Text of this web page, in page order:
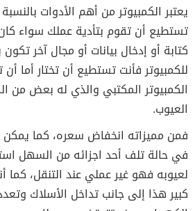
يعتبر الكمبيوتر من أهم الأدوات
تستطيع أن تقوم بتأدية عملك سواء
كتابة أو إدخال بيانات أو مجال آخر تكون
للكمبيوتر فأنت تستطيع أن تختار أما
الكمبيوتر المكتبي والذي له بعض من
العيوب.
فمن مميزاته انخفاض سعره، كما
في حالة تلف أحد اجزائه من السهل
لعيوبه فهو غير عملي عند التنقل، كما
كبير هذا إلى جانب تداخل الأسلاك